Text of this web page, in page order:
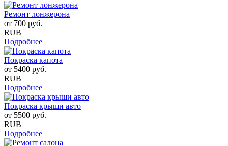
Ремонт лонжерона
от 700 руб.
RUB
Подробнее
Покраска капота
от 5400 руб.
RUB
Подробнее
Покраска крыши авто
от 5500 руб.
RUB
Подробнее